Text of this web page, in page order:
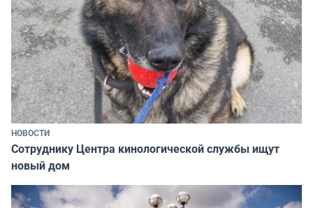
НОВОСТИ
Сотруднику Центра кинологической службы ищут
новый дом